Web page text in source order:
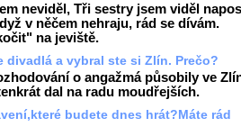
neviděl, Tři sestry jsem viděl
v něčem nehraju, rád se dívám.
na jeviště.
divadlá a vybral ste si Zlín. Prečo?
o angažmá působily ve
dal na radu moudřejších.
budete dnes hrát?Máte rád